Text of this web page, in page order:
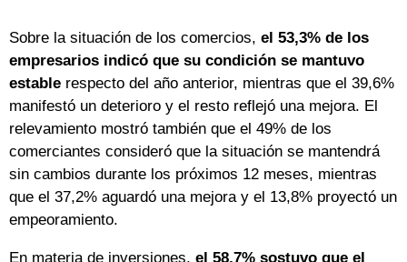
Sobre la situación de los comercios, el 53,3% de los
empresarios indicó que su condición se mantuvo
estable respecto del año anterior, mientras que el 39,6%
manifestó un deterioro y el resto reflejó una mejora. El
relevamiento mostró también que el 49% de los
comerciantes consideró que la situación se mantendrá
sin cambios durante los próximos 12 meses, mientras
que el 37,2% aguardó una mejora y el 13,8% proyectó un
empeoramiento.
En materia de inversiones, el 58,7% sostuvo que el